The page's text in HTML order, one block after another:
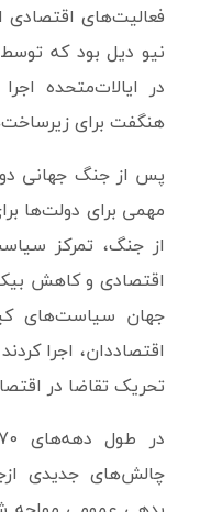
فعالیت‌های اقتصادی
نیو دیل بود که
در ایالات‌متحده
هنگفت برای
پس از جنگ جهانی
مهمی برای دولت‌ها
از جنگ، تمرکز
اقتصادی و کاهش
جهان سیاست‌های
اقتصاددان، اجرا
تحریک تقاضا در
چالش‌های جدیدی